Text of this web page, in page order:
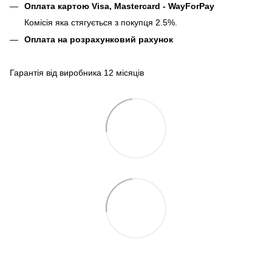
Оплата картою Visa, Mastercard - WayForPay
Комісія яка стягується з покупця 2.5%.
Оплата на розрахунковий рахунок
Гарантія від виробника 12 місяців